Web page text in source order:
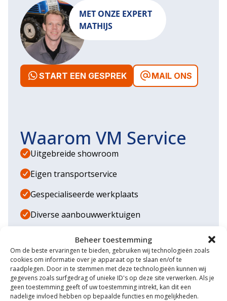
Beheer toestemming
Om de beste ervaringen te bieden, gebruiken wij technologieën zoals
cookies om informatie over je apparaat op te slaan en/of te
raadplegen. Door in te stemmen met deze technologieën kunnen wij
gegevens zoals surfgedrag of unieke ID's op deze site verwerken. Als je
geen toestemming geeft of uw toestemming intrekt, kan dit een
nadelige invloed hebben op bepaalde functies en mogelijkheden.
MET ONZE EXPERT
MATHIJS
START EEN GESPREK MAIL ONS
Waarom VM Service
Uitgebreide showroom
Eigen transportservice
Gespecialiseerde werkplaats
Diverse aanbouwwerktuigen
Grote voorraad minitrekkers
Grootste in kleine tractoren